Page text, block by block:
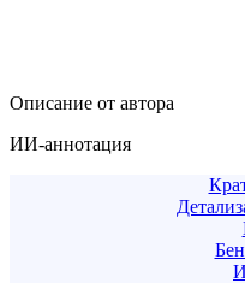
Описание от автора
ИИ-аннотация